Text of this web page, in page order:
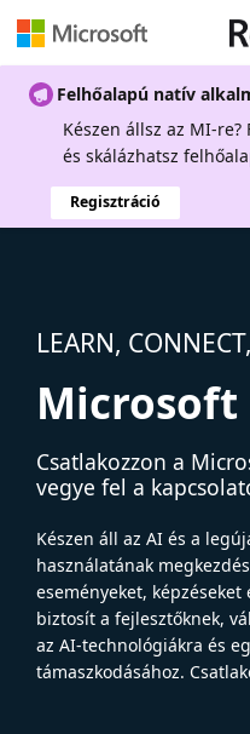
Felhőalapú natív
Készen állsz az MI-
és skálázhatsz
Regisztráció
LEARN,
Microsoft
Csatlakozzon a
vegye fel a
Készen áll az AI és a
használatának
eseményeket,
biztosít a fejlesztőknek,
az AI-technológiákra és
támaszkodásához.